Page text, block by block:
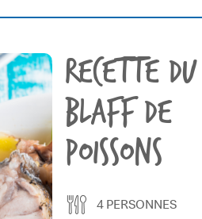
RECETTE DU
BLAFF DE
POISSONS
4 PERSONNES